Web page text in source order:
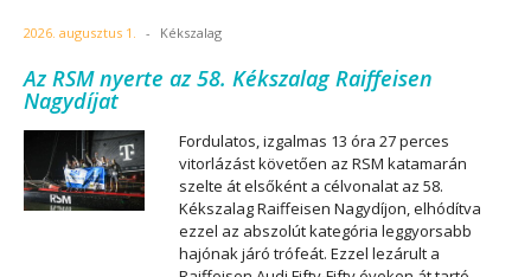
2026. augusztus 1. - Kékszalag
Az RSM nyerte az 58. Kékszalag Raiffeisen
Nagydíjat
Fordulatos, izgalmas 13 óra 27 perces
vitorlázást követően az RSM katamarán
szelte át elsőként a célvonalat az 58.
Kékszalag Raiffeisen Nagydíjon, elhódítva
ezzel az abszolút kategória leggyorsabb
hajónak járó trófeát. Ezzel lezárult a